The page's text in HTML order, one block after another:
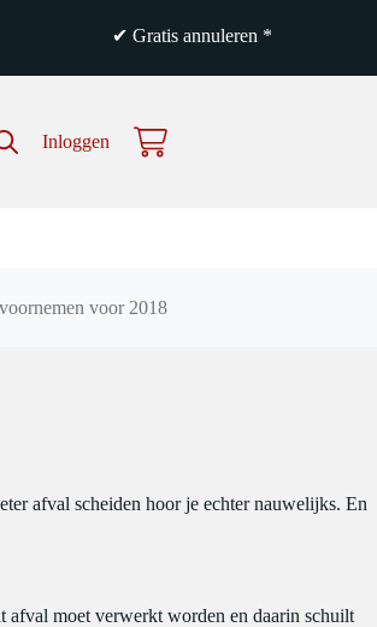
✔ Gratis annuleren *
Inloggen Winkelwagen
voor 2018
afval scheiden hoor je echter nauwelijks. En
afval moet verwerkt worden en daarin schuilt